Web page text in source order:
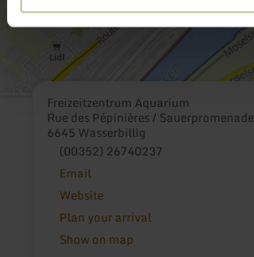
Freizeitzentrum Aquarium
Rue des Pépinières / Sauerpromenade
6645 Wasserbillig
(00352) 26740237
Email
Website
Plan your arrival
Show on map